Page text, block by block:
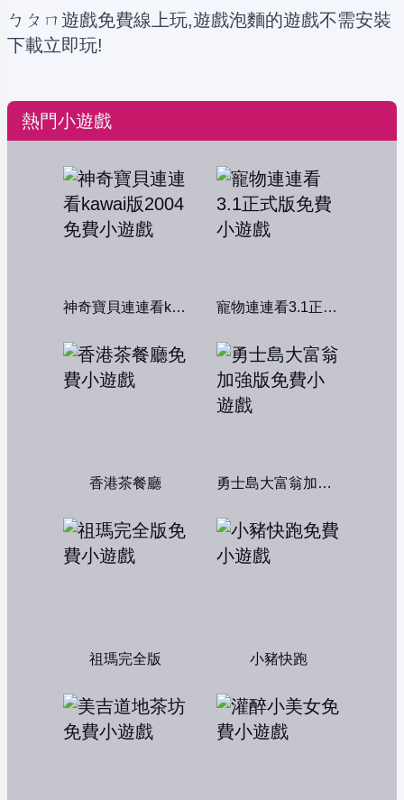
ㄅㄆㄇ遊戲免費線上玩,遊戲泡麵的遊戲不需安裝
下載立即玩!
熱門小遊戲
神奇寶貝連連看kawai版2004 寵物連連看3.1正式版
香港茶餐廳 勇士島大富翁加強版
祖瑪完全版 小豬快跑